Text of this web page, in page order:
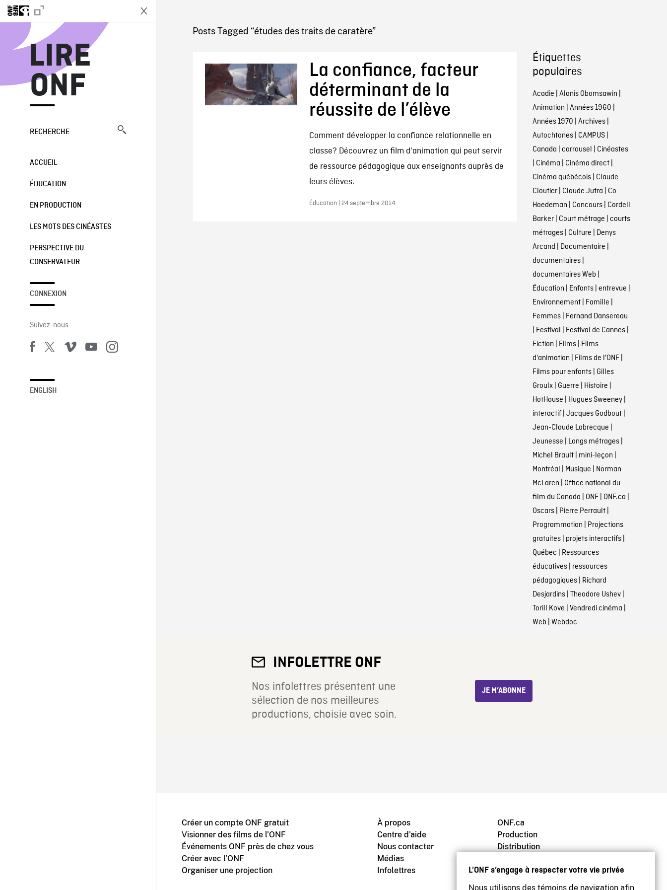
L’ONF s’engage à respecter votre vie privée
Nous utilisons des témoins de navigation afin
LIRE
ONF
RECHERCHE
ACCUEIL
ÉDUCATION
EN PRODUCTION
LES MOTS DES CINÉASTES
PERSPECTIVE DU
CONSERVATEUR
CONNEXION
Suivez-nous
ENGLISH
LIRE ONF
Posts Tagged “études des traits de caratère”
La confiance, facteur
déterminant de la
réussite de l’élève
Comment développer la confiance relationnelle en
classe? Découvrez un film d'animation qui peut servir
de ressource pédagogique aux enseignants auprès de
leurs élèves.
Éducation | 24 septembre 2014
Étiquettes
populaires
Acadie | Alanis Obomsawin |
Animation | Années 1960 |
Années 1970 | Archives|
Autochtones| CAMPUS|
Canada | carrousel | Cinéastes
| Cinéma | Cinéma direct|
Cinéma québécois| Claude
Cloutier| Claude Jutra | Co
Hoedeman | Concours| Cordell
Barker| Court métrage | courts
métrages| Culture | Denys
Arcand | Documentaire |
documentaires|
documentaires Web |
Éducation | Enfants| entrevue |
Environnement| Famille |
Femmes| Fernand Dansereau
| Festival | Festival de Cannes|
Fiction | Films| Films
d'animation | Films de l'ONF|
Films pour enfants| Gilles
Groulx| Guerre | Histoire |
HotHouse | Hugues Sweeney|
interactif| Jacques Godbout|
Jean-Claude Labrecque |
Jeunesse | Longs métrages|
Michel Brault| mini-leçon |
Montréal | Musique | Norman
McLaren | Office national du
film du Canada | ONF| ONF.ca |
Oscars| Pierre Perrault|
Programmation | Projections
gratuites| projets interactifs|
Québec | Ressources
éducatives| ressources
pédagogiques| Richard
Desjardins| Theodore Ushev|
Torill Kove | Vendredi cinéma |
Web | Webdoc
INFOLETTRE ONF
Nos infolettres présentent une
sélection de nos meilleures
productions, choisie avec soin.
JE M’ABONNE
Créer un compte ONF gratuit
Visionner des films de l'ONF
Événements ONF près de chez vous
Créer avec l'ONF
Organiser une projection
À propos
Centre d'aide
Nous contacter
Médias
Infolettres
ONF.ca
Production
Distribution
Archives